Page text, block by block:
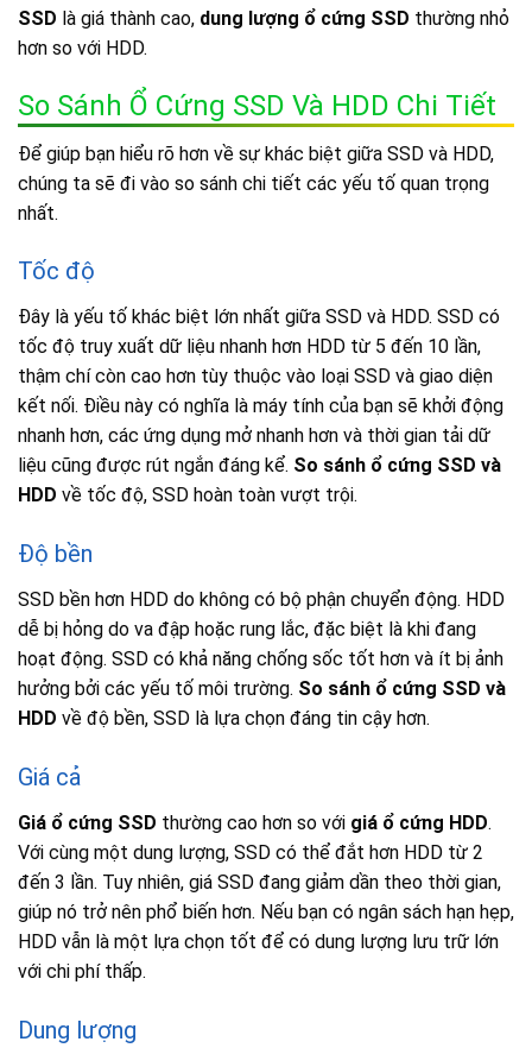
SSD là giá thành cao, dung lượng ổ cứng SSD thường nhỏ
hơn so với HDD.
So Sánh Ổ Cứng SSD Và HDD Chi Tiết
Để giúp bạn hiểu rõ hơn về sự khác biệt giữa SSD và HDD,
chúng ta sẽ đi vào so sánh chi tiết các yếu tố quan trọng
nhất.
Tốc độ
Đây là yếu tố khác biệt lớn nhất giữa SSD và HDD. SSD có
tốc độ truy xuất dữ liệu nhanh hơn HDD từ 5 đến 10 lần,
thậm chí còn cao hơn tùy thuộc vào loại SSD và giao diện
kết nối. Điều này có nghĩa là máy tính của bạn sẽ khởi động
nhanh hơn, các ứng dụng mở nhanh hơn và thời gian tải dữ
liệu cũng được rút ngắn đáng kể. So sánh ổ cứng SSD và
HDD về tốc độ, SSD hoàn toàn vượt trội.
Độ bền
SSD bền hơn HDD do không có bộ phận chuyển động. HDD
dễ bị hỏng do va đập hoặc rung lắc, đặc biệt là khi đang
hoạt động. SSD có khả năng chống sốc tốt hơn và ít bị ảnh
hưởng bởi các yếu tố môi trường. So sánh ổ cứng SSD và
HDD về độ bền, SSD là lựa chọn đáng tin cậy hơn.
Giá cả
Giá ổ cứng SSD thường cao hơn so với giá ổ cứng HDD.
Với cùng một dung lượng, SSD có thể đắt hơn HDD từ 2
đến 3 lần. Tuy nhiên, giá SSD đang giảm dần theo thời gian,
giúp nó trở nên phổ biến hơn. Nếu bạn có ngân sách hạn hẹp,
HDD vẫn là một lựa chọn tốt để có dung lượng lưu trữ lớn
với chi phí thấp.
Dung lượng